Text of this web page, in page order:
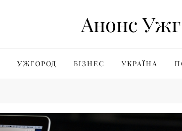
Анонс
УЖГОРОД БІЗНЕС УКРАЇНА